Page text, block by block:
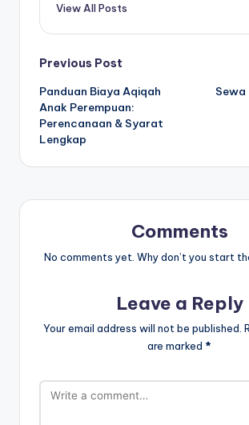
View All Posts
Post
navigation
Previous Post
Panduan Biaya Aqiqah
Anak Perempuan:
Perencanaan & Syarat
Lengkap
Sewa
Comments
No comments yet. Why don’t you start
Leave a Reply
Your email address will not be published.
are marked *